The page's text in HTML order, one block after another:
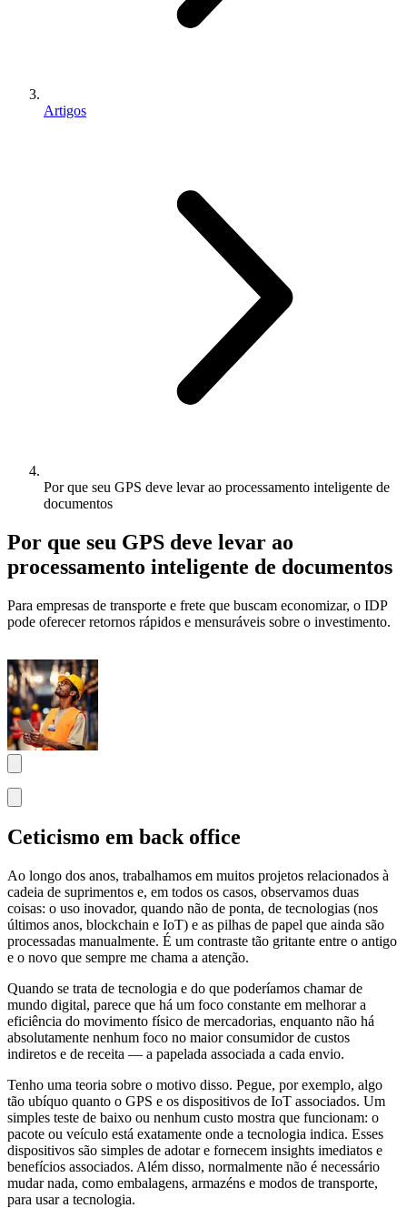
Artigos
Por que seu GPS deve levar ao processamento inteligente de
documentos
Por que seu GPS deve levar ao
processamento inteligente de documentos
Para empresas de transporte e frete que buscam economizar, o IDP
pode oferecer retornos rápidos e mensuráveis sobre o investimento.
Ceticismo em back office
Ao longo dos anos, trabalhamos em muitos projetos relacionados à
cadeia de suprimentos e, em todos os casos, observamos duas
coisas: o uso inovador, quando não de ponta, de tecnologias (nos
últimos anos, blockchain e IoT) e as pilhas de papel que ainda são
processadas manualmente. É um contraste tão gritante entre o antigo
e o novo que sempre me chama a atenção.
Quando se trata de tecnologia e do que poderíamos chamar de
mundo digital, parece que há um foco constante em melhorar a
eficiência do movimento físico de mercadorias, enquanto não há
absolutamente nenhum foco no maior consumidor de custos
indiretos e de receita — a papelada associada a cada envio.
Tenho uma teoria sobre o motivo disso. Pegue, por exemplo, algo
tão ubíquo quanto o GPS e os dispositivos de IoT associados. Um
simples teste de baixo ou nenhum custo mostra que funcionam: o
pacote ou veículo está exatamente onde a tecnologia indica. Esses
dispositivos são simples de adotar e fornecem insights imediatos e
benefícios associados. Além disso, normalmente não é necessário
mudar nada, como embalagens, armazéns e modos de transporte,
para usar a tecnologia.